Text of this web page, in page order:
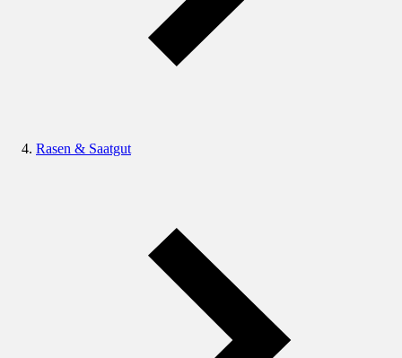
Rasen & Saatgut